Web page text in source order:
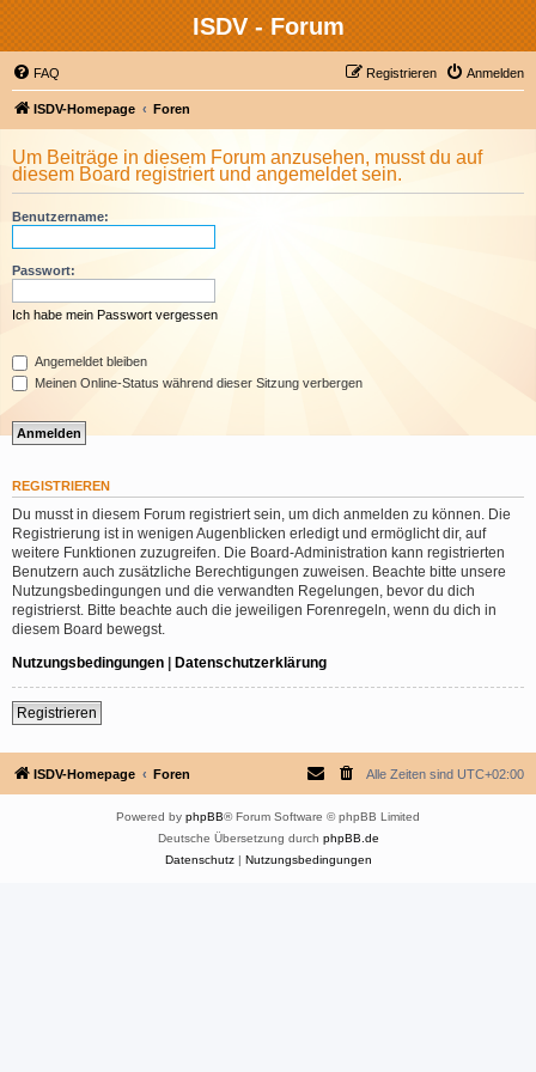
ISDV - Forum
FAQ Anmelden
Registrieren
ISDV-Homepage Foren
Um Beiträge in diesem Forum anzusehen, musst du auf
diesem Board registriert und angemeldet sein.
Benutzername:
Passwort:
Ich habe mein Passwort vergessen
Angemeldet bleiben
Meinen Online-Status während dieser Sitzung verbergen
REGISTRIEREN
Du musst in diesem Forum registriert sein, um dich anmelden zu können. Die
Registrierung ist in wenigen Augenblicken erledigt und ermöglicht dir, auf
weitere Funktionen zuzugreifen. Die Board-Administration kann registrierten
Benutzern auch zusätzliche Berechtigungen zuweisen. Beachte bitte unsere
Nutzungsbedingungen und die verwandten Regelungen, bevor du dich
registrierst. Bitte beachte auch die jeweiligen Forenregeln, wenn du dich in
diesem Board bewegst.
Nutzungsbedingungen | Datenschutzerklärung
Registrieren
ISDV-Homepage Foren Alle Zeiten sind UTC+02:00
Powered by phpBB® Forum Software © phpBB Limited
Deutsche Übersetzung durch phpBB.de
Datenschutz| Nutzungsbedingungen